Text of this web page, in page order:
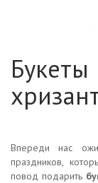
Впереди нас
праздников,
повод подарить